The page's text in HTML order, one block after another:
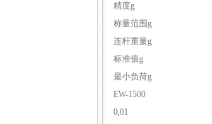
精度g
称量范围g
连杆重量g
标准值g
最小负荷g
EW-1500
0,01